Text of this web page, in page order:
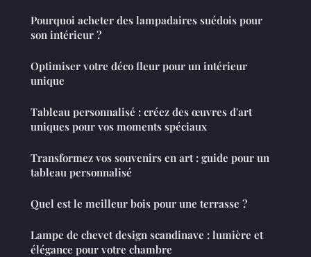
Pourquoi acheter des lampadaires suédois pour
son intérieur ?
Optimiser votre déco fleur pour un intérieur
unique
Tableau personnalisé : créez des œuvres d'art
uniques pour vos moments spéciaux
Transformez vos souvenirs en art : guide pour un
tableau personnalisé
Quel est le meilleur bois pour une terrasse ?
Lampe de chevet design scandinave : lumière et
élégance pour votre chambre